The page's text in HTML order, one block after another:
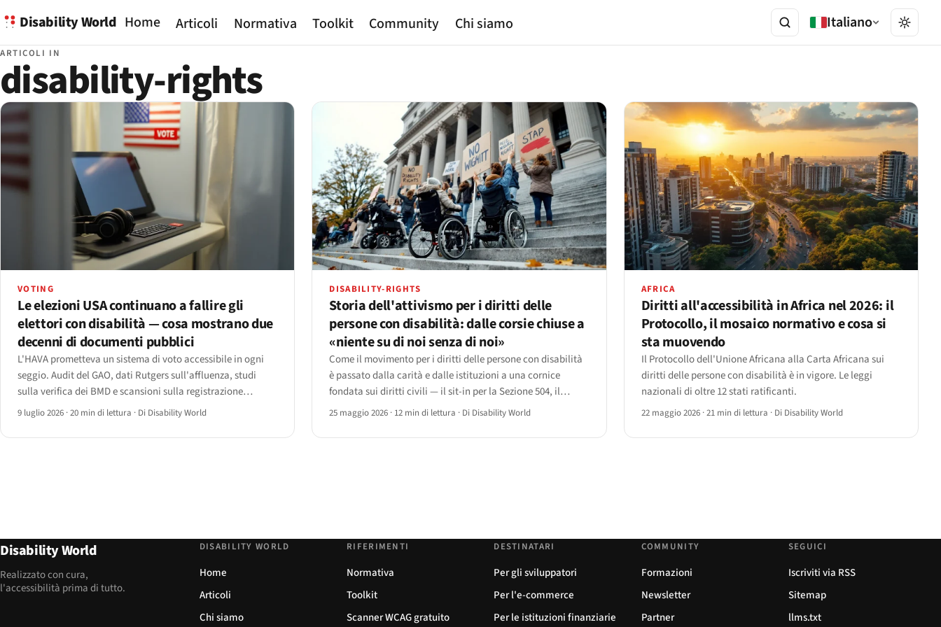
Disability World Home Articoli Normativa Toolkit Community Chi siamo Italiano
ARTICOLI IN
disability-rights
VOTING
Le elezioni USA continuano a fallire gli
elettori con disabilità — cosa mostrano due
decenni di documenti pubblici
L'HAVA prometteva un sistema di voto accessibile in ogni
seggio. Audit del GAO, dati Rutgers sull'affluenza, studi
sulla verifica dei BMD e scansioni sulla registrazione
elettorale mostrano il divario che resta — e le scadenze web
9 luglio 2026 ·20 min di lettura · Di Disability World
DISABILITY-RIGHTS
Storia dell'attivismo per i diritti delle
persone con disabilità: dalle corsie chiuse a
«niente su di noi senza di noi»
Come il movimento per i diritti delle persone con disabilità
è passato dalla carità e dalle istituzioni a una cornice
fondata sui diritti civili — il sit-in per la Sezione 504, il
modello sociale, la deistituzionalizzazione, il Capitol Crawl
25 maggio 2026 · 12 min di lettura · Di Disability World
AFRICA
Diritti all'accessibilità in Africa nel 2026: il
Protocollo, il mosaico normativo e cosa si
sta muovendo
Il Protocollo dell'Unione Africana alla Carta Africana sui
diritti delle persone con disabilità è in vigore. Le leggi
nazionali di oltre 12 stati ratificanti.
22 maggio 2026 ·21 min di lettura · Di Disability World
Disability World
Realizzato con cura,
l'accessibilità prima di tutto.
DISABILITY WORLD
Home
Articoli
Chi siamo
RIFERIMENTI
Normativa
Toolkit
Scanner WCAG gratuito
DESTINATARI
Per gli sviluppatori
Per l'e-commerce
Per le istituzioni finanziarie
COMMUNITY
Formazioni
Newsletter
Partner
SEGUICI
Iscriviti via RSS
Sitemap
llms.txt